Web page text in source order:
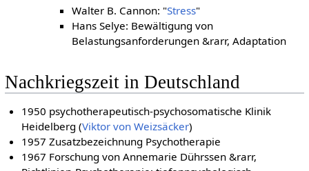
Walter B. Cannon: "Stress"
Hans Selye: Bewältigung von
Belastungsanforderungen &rarr, Adaptation
Nachkriegszeit in Deutschland
1950 psychotherapeutisch-psychosomatische Klinik
Heidelberg (Viktor von Weizsäcker)
1957 Zusatzbezeichnung Psychotherapie
1967 Forschung von Annemarie Dührssen &rarr,